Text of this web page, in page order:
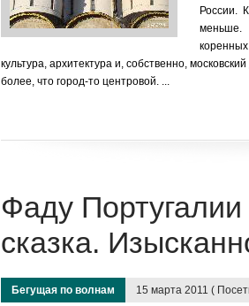
России.
меньше.
культура, архитектура и, собственно,
более, что город-то центровой. ...
Фаду Португалии
сказка.
Бегущая по волнам 15 марта 2011 (